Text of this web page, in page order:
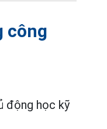
công
động học kỹ